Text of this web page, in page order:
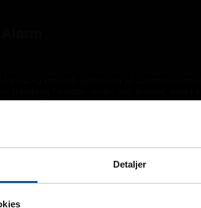
Detaljer
det muligt for alle medarbejdere, uanset
og gasdetektorer, hvilket
Med denne enhed kan du sikre,
forhold. Med mange års